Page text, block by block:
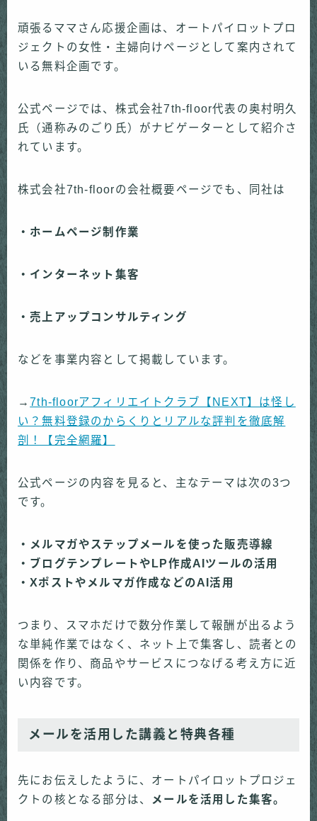
頑張るママさん応援企画は、オートパイロットプロ
ジェクトの女性・主婦向けページとして案内されて
いる無料企画です。
公式ページでは、株式会社7th-floor代表の奥村明久
氏（通称みのごり氏）がナビゲーターとして紹介さ
れています。
株式会社7th-floorの会社概要ページでも、同社は
・ホームページ制作業
・インターネット集客
・売上アップコンサルティング
などを事業内容として掲載しています。
→ 7th-floorアフィリエイトクラブ【NEXT】は怪し
い？無料登録のからくりとリアルな評判を徹底解
剖！【完全網羅】
公式ページの内容を見ると、主なテーマは次の3つ
です。
・メルマガやステップメールを使った販売導線
・ブログテンプレートやLP作成AIツールの活用
・Xポストやメルマガ作成などのAI活用
つまり、スマホだけで数分作業して報酬が出るよう
な単純作業ではなく、ネット上で集客し、読者との
関係を作り、商品やサービスにつなげる考え方に近
い内容です。
メールを活用した講義と特典各種
先にお伝えしたように、オートパイロットプロジェ
クトの核となる部分は、
メールを活用した集客。